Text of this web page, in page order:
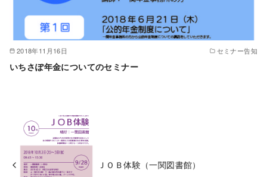
2018年11月16日 セミナー告知
いちさぽ年金についてのセミナー
ＪＯＢ体験（一関図書館）